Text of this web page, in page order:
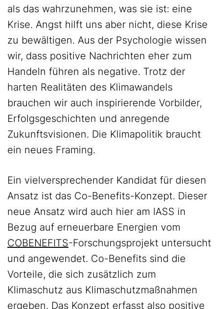
als das wahrzunehmen, was sie ist: eine
Krise. Angst hilft uns aber nicht, diese Krise
zu bewältigen. Aus der Psychologie wissen
wir, dass positive Nachrichten eher zum
Handeln führen als negative. Trotz der
harten Realitäten des Klimawandels
brauchen wir auch inspirierende Vorbilder,
Erfolgsgeschichten und anregende
Zukunftsvisionen. Die Klimapolitik braucht
ein neues Framing.
Ein vielversprechender Kandidat für diesen
Ansatz ist das Co-Benefits-Konzept. Dieser
neue Ansatz wird auch hier am IASS in
Bezug auf erneuerbare Energien vom
COBENEFITS-Forschungsprojekt untersucht
und angewendet. Co-Benefits sind die
Vorteile, die sich zusätzlich zum
Klimaschutz aus Klimaschutzmaßnahmen
ergeben. Das Konzept erfasst also positive